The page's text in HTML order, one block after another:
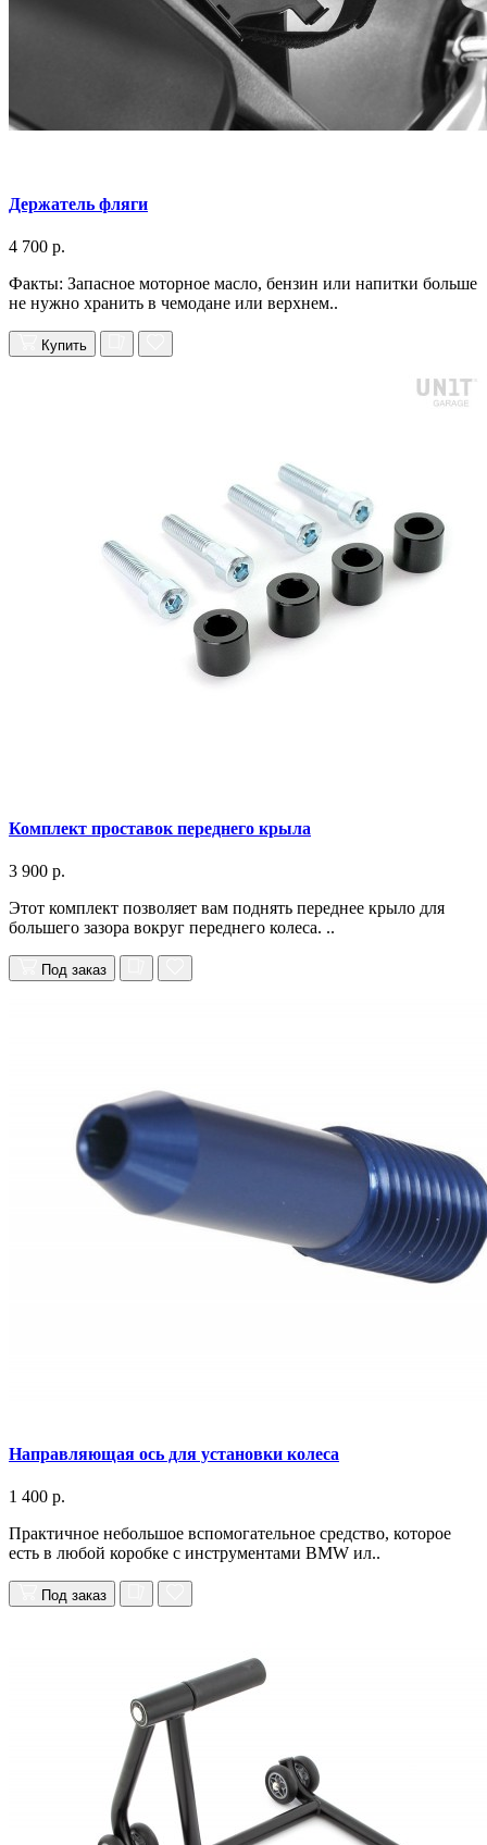
Держатель фляги
4 700 р.
Факты: Запасное моторное масло, бензин или напитки больше
не нужно хранить в чемодане или верхнем..
Купить
Комплект проставок переднего крыла
3 900 р.
Этот комплект позволяет вам поднять переднее крыло для
большего зазора вокруг переднего колеса. ..
Под заказ
Направляющая ось для установки колеса
1 400 р.
Практичное небольшое вспомогательное средство, которое
есть в любой коробке с инструментами BMW ил..
Под заказ